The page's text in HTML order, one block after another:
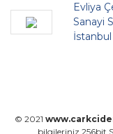
Evliya
Sanayi
İstanbul
© 2021
bilgileriniz 256bit